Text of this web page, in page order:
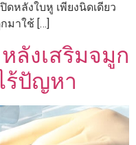
หลังใบหู เพียงนิดเดียว
มาใช้ […]
ลังเสริมจมูก
ร้ปัญหา